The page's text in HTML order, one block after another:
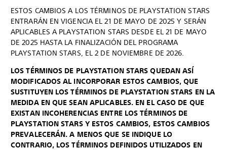
ESTOS CAMBIOS A LOS TÉRMINOS DE PLAYSTATION STARS
ENTRARÁN EN VIGENCIA EL 21 DE MAYO DE 2025 Y SERÁN
APLICABLES A PLAYSTATION STARS DESDE EL 21 DE MAYO
DE 2025 HASTA LA FINALIZACIÓN DEL PROGRAMA
PLAYSTATION STARS, EL 2 DE NOVIEMBRE DE 2026.
LOS TÉRMINOS DE PLAYSTATION STARS QUEDAN ASÍ
MODIFICADOS AL INCORPORAR ESTOS CAMBIOS, QUE
SUSTITUYEN LOS TÉRMINOS DE PLAYSTATION STARS EN LA
MEDIDA EN QUE SEAN APLICABLES. EN EL CASO DE QUE
EXISTAN INCOHERENCIAS ENTRE LOS TÉRMINOS DE
PLAYSTATION STARS Y ESTOS CAMBIOS, ESTOS CAMBIOS
PREVALECERÁN. A MENOS QUE SE INDIQUE LO
CONTRARIO, LOS TÉRMINOS DEFINIDOS UTILIZADOS EN